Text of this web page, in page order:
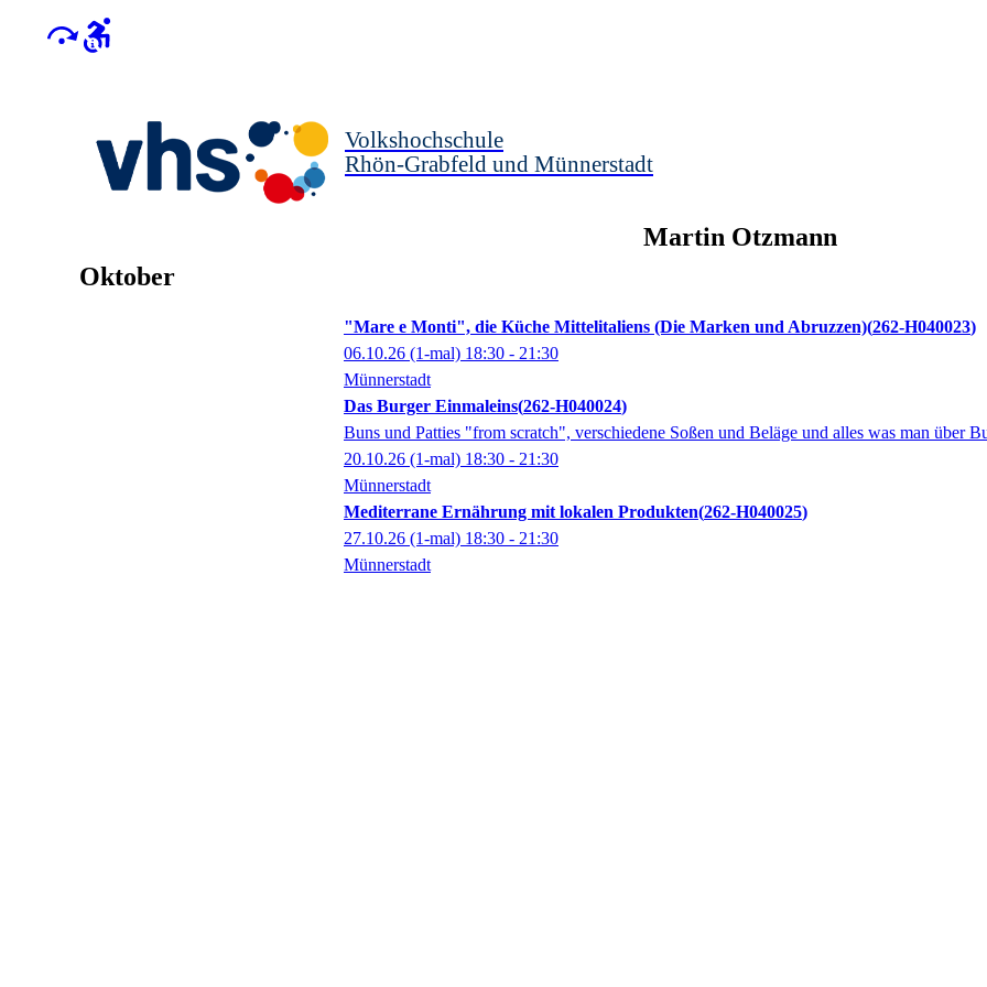
Volkshochschule
Rhön-Grabfeld und Münnerstadt
Martin Otzmann
Oktober
"Mare e Monti", die Küche Mittelitaliens (Die Marken und Abruzzen) 262-H040023
06.10.26 (1-mal) 18:30 - 21:30
Münnerstadt
Das Burger Einmaleins 262-H040024
Buns und Patties "from scratch", verschiedene Soßen und Beläge und alles was man über
20.10.26 (1-mal) 18:30 - 21:30
Münnerstadt
Mediterrane Ernährung mit lokalen Produkten 262-H040025
27.10.26 (1-mal) 18:30 - 21:30
Münnerstadt